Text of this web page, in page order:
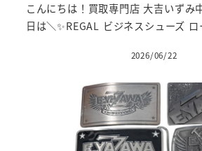
こんにちは！買取専門店 大吉いずみ
日は＼✨REGAL ビジネスシューズ
2026/06/22